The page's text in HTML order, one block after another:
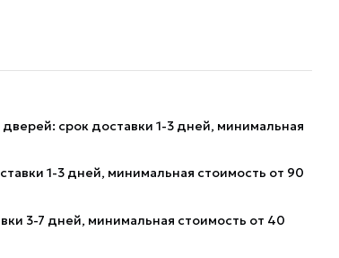
срок доставки 1-3 дней, минимальная
1-3 дней, минимальная стоимость от 90
3-7 дней, минимальная стоимость от 40